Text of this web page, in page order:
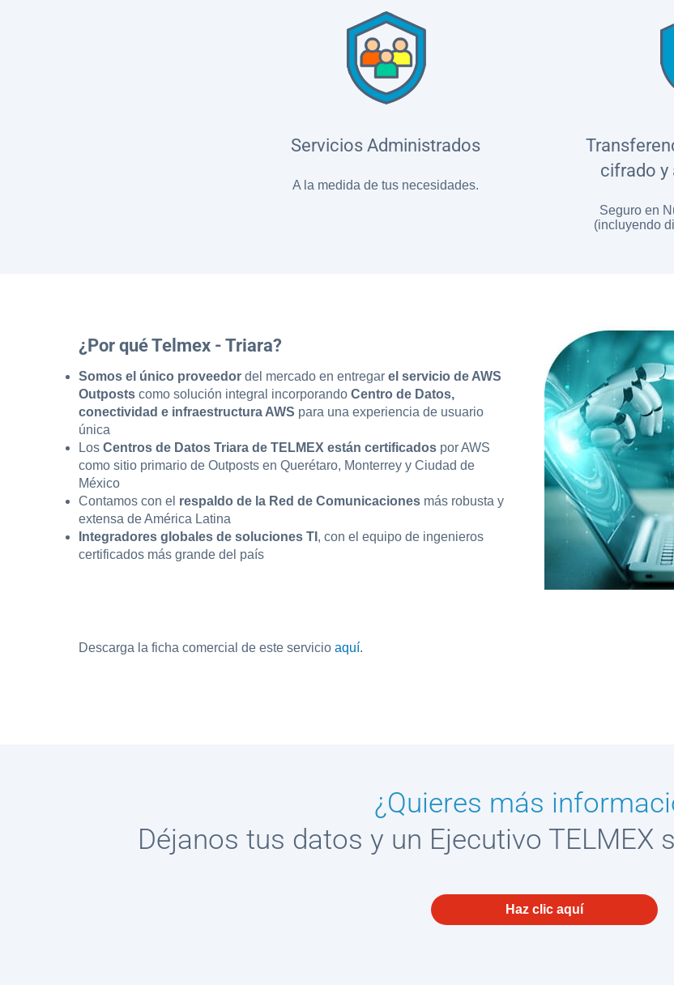
Servicios Administrados
A la medida de tus necesidades.
cifrado y
Seguro en
(incluyendo
¿Por qué Telmex - Triara?
Somos el único proveedor del mercado en entregar el servicio de AWS
Outposts como solución integral incorporando Centro de Datos,
conectividad e infraestructura AWS para una experiencia de usuario
única
Los Centros de Datos Triara de TELMEX están certificados por AWS
como sitio primario de Outposts en Querétaro, Monterrey y Ciudad de
México
Contamos con el respaldo de la Red de Comunicaciones más robusta y
extensa de América Latina
Integradores globales de soluciones TI , con el equipo de ingenieros
certificados más grande del país
Descarga la ficha comercial de este servicio aquí.
¿Quieres más
Déjanos tus datos y un Ejecutivo TELMEX
Haz clic aquí